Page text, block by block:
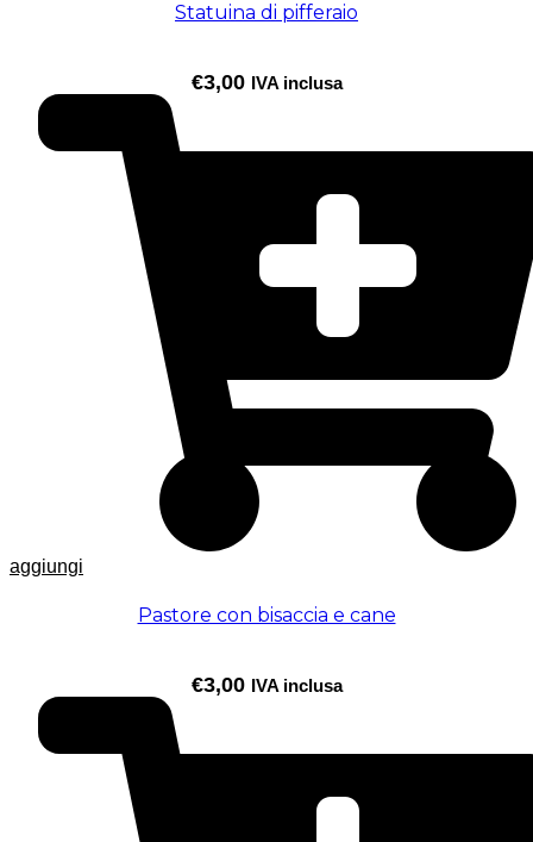
Statuina di pifferaio
€3,00 IVA inclusa
aggiungi
Pastore con bisaccia e cane
€3,00 IVA inclusa